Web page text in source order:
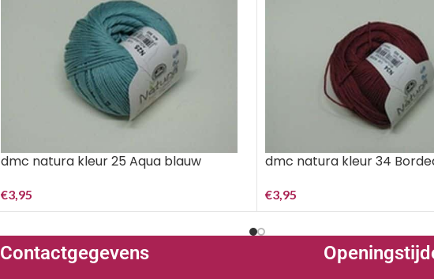
dmc natura kleur 25 Aqua blauw
€3,95
dmc natura kleur 34
€3,95
Contactgegevens